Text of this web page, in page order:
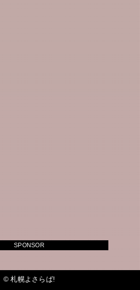
©札幌よさらば!
SPONSOR